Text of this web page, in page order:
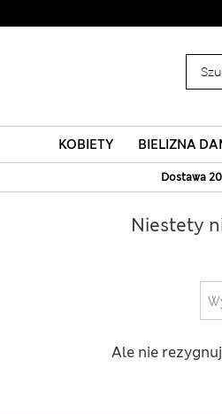
KOBIETY BIELIZNA
Dostawa
Niestety
Ale nie